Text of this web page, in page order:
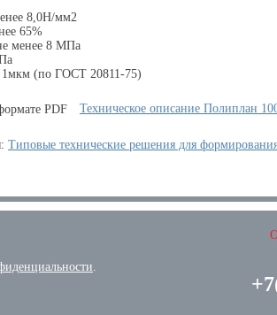
8,0Н/мм2
65%
менее 8 МПа
1мкм (по ГОСТ 20811-75)
Техническое описание Полиплан
Типовые технические решения для
.